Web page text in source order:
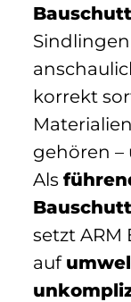
korrekt
gehören –
Als
Bauschutt
setzt ARM
auf